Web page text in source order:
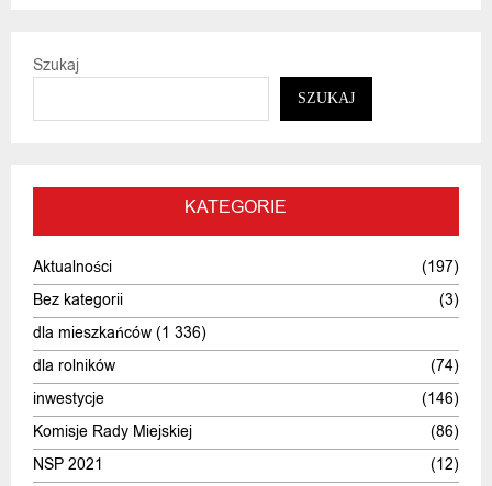
Szukaj
SZUKAJ
KATEGORIE
Aktualności
(197)
Bez kategorii
(3)
dla mieszkańców (1 336)
dla rolników
(74)
inwestycje
(146)
Komisje Rady Miejskiej
(86)
NSP 2021
(12)